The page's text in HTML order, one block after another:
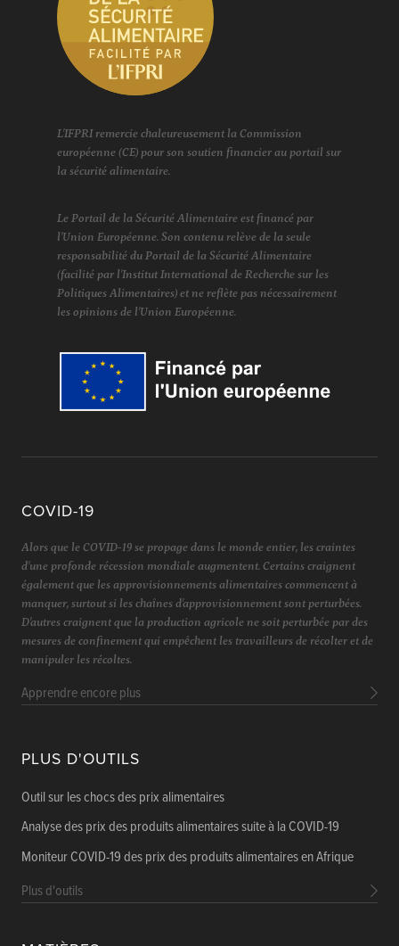
L'IFPRI remercie chaleureusement la Commission
européenne (CE) pour son soutien financier au portail sur
la sécurité alimentaire.
Le Portail de la Sécurité Alimentaire est financé par
l'Union Européenne. Son contenu relève de la seule
responsabilité du Portail de la Sécurité Alimentaire
(facilité par l'Institut International de Recherche sur les
Politiques Alimentaires) et ne reflète pas nécessairement
les opinions de l'Union Européenne.
PLUS D'OUTILS
Outil sur les chocs des prix alimentaires
Analyse des prix des produits alimentaires suite à la COVID-19
Moniteur COVID-19 des prix des produits alimentaires en Afrique
Plus d'outils
COVID-19
Alors que le COVID-19 se propage dans le monde entier, les craintes
d'une profonde récession mondiale augmentent. Certains craignent
également que les approvisionnements alimentaires commencent à
manquer, surtout si les chaînes d'approvisionnement sont perturbées.
D'autres craignent que la production agricole ne soit perturbée par des
mesures de confinement qui empêchent les travailleurs de récolter et de
manipuler les récoltes.
Apprendre encore plus